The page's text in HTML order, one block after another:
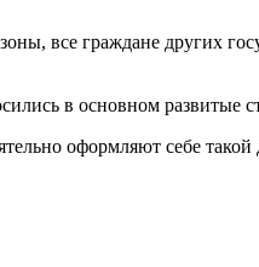
все граждане других
в основном развитые
оформляют себе